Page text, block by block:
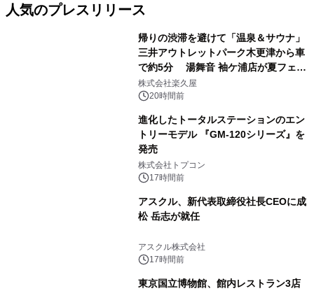
人気のプレスリリース
帰りの渋滞を避けて「温泉＆サウナ」
三井アウトレットパーク木更津から車
で約5分 湯舞音 袖ケ浦店が夏フェア
メニューを提供
株式会社楽久屋
20時間前
進化したトータルステーションのエン
トリーモデル 『GM-120シリーズ』を
発売
株式会社トプコン
17時間前
アスクル、新代表取締役社長CEOに成
松 岳志が就任
アスクル株式会社
17時間前
東京国立博物館、館内レストラン3店